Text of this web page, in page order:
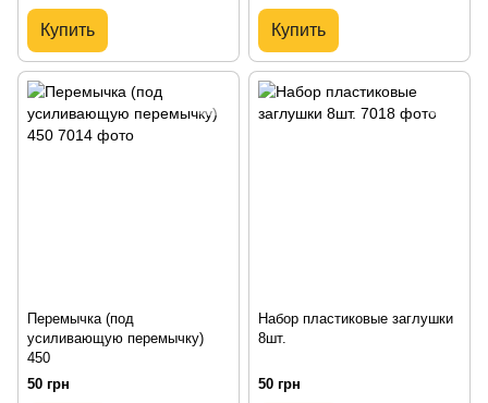
Купить Купить
Перемычка (под
усиливающую перемычку)
450
50 грн
Набор пластиковые заглушки
8шт.
50 грн